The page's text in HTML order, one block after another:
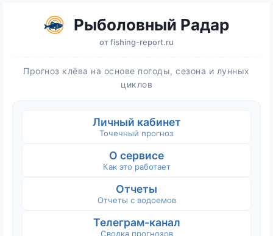
Рыболовный Радар
отfishing-report.ru
Прогноз клёва на основе погоды, сезона и лунных
циклов
Личный кабинет
Точечный прогноз
О сервисе
Как это работает
Отчеты
Отчеты с водоемов
Телеграм-канал
Сводка прогнозов